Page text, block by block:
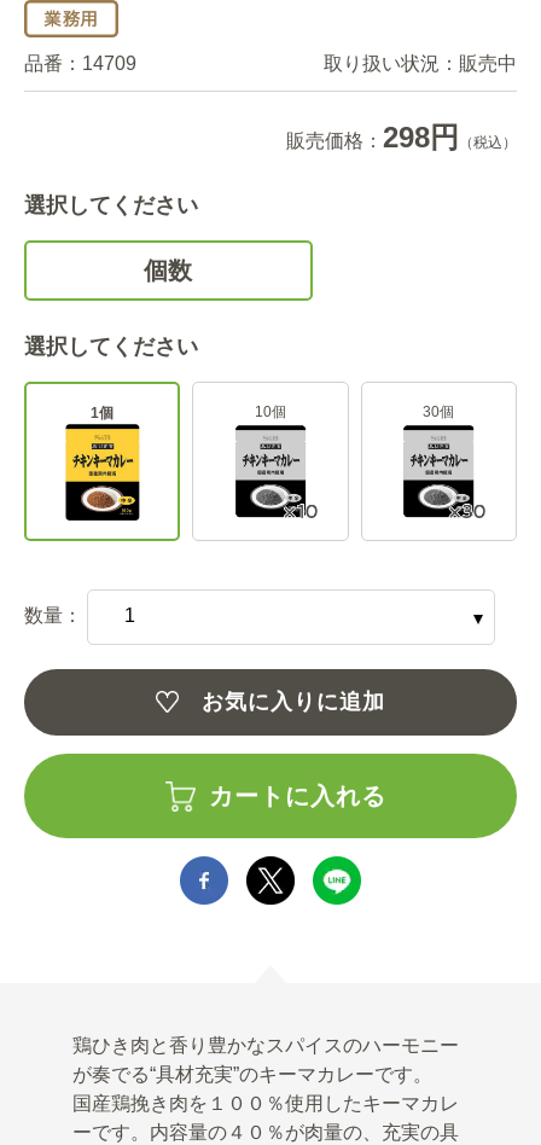
品番： 14709 取り扱い状況： 販売中
販売価格： 298円 （税込）
選択してください
個数
選択してください
1個 10個 30個
数量：
お気に入りに追加
カートに入れる
鶏ひき肉と香り豊かなスパイスのハーモニー
が奏でる“具材充実”のキーマカレーです。
国産鶏挽き肉を１００％使用したキーマカレ
ーです。内容量の４０％が肉量の、充実の具